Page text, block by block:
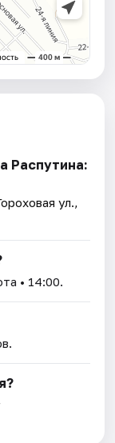
Распутина:
ул.,
• 14:00.